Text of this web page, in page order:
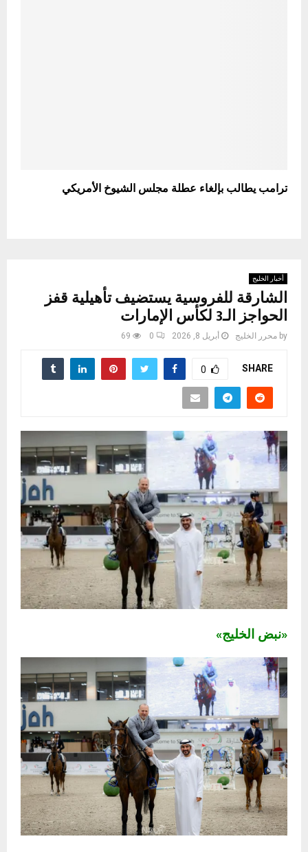
ترامب يطالب بإلغاء عطلة مجلس الشيوخ الأمريكي
أخبار الخليج
الشارقة للفروسية يستضيف تأهيلية قفز
الحواجز الـ3 لكأس الإمارات
by محرر الخليج أبريل 8, 2026 0
69
SHARE
0
«نبض الخليج»